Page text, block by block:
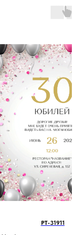
PT-31911